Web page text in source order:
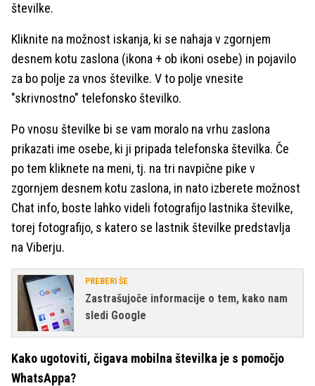
številke.
Kliknite na možnost iskanja, ki se nahaja v zgornjem
desnem kotu zaslona (ikona + ob ikoni osebe) in pojavilo
za bo polje za vnos številke. V to polje vnesite
"skrivnostno" telefonsko številko.
Po vnosu številke bi se vam moralo na vrhu zaslona
prikazati ime osebe, ki ji pripada telefonska številka. Če
po tem kliknete na meni, tj. na tri navpične pike v
zgornjem desnem kotu zaslona, in nato izberete možnost
Chat info, boste lahko videli fotografijo lastnika številke,
torej fotografijo, s katero se lastnik številke predstavlja
na Viberju.
PREBERI ŠE
Zastrašujoče informacije o tem, kako nam
sledi Google
Kako ugotoviti, čigava mobilna številka je s pomočjo
WhatsAppa?